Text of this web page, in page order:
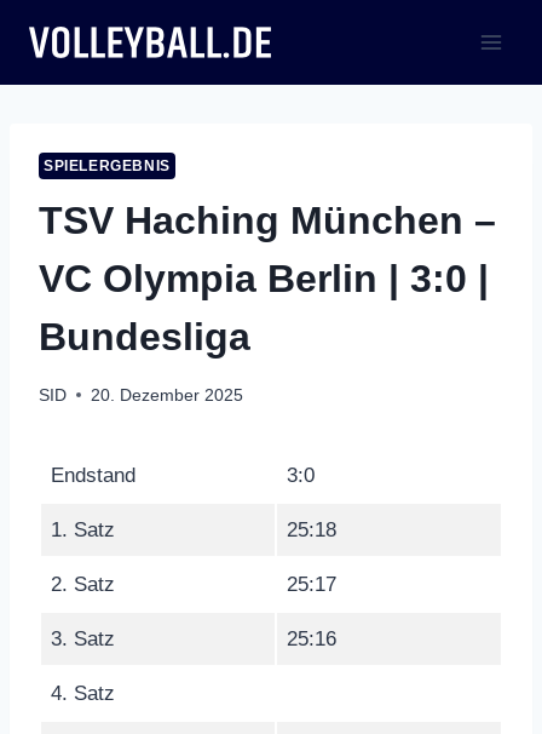
Inhalt
springen
SPIELERGEBNIS
TSV Haching München –
VC Olympia Berlin | 3:0 |
Bundesliga
SID 20. Dezember 2025
Endstand 3:0
1. Satz 25:18
2. Satz 25:17
3. Satz 25:16
4. Satz